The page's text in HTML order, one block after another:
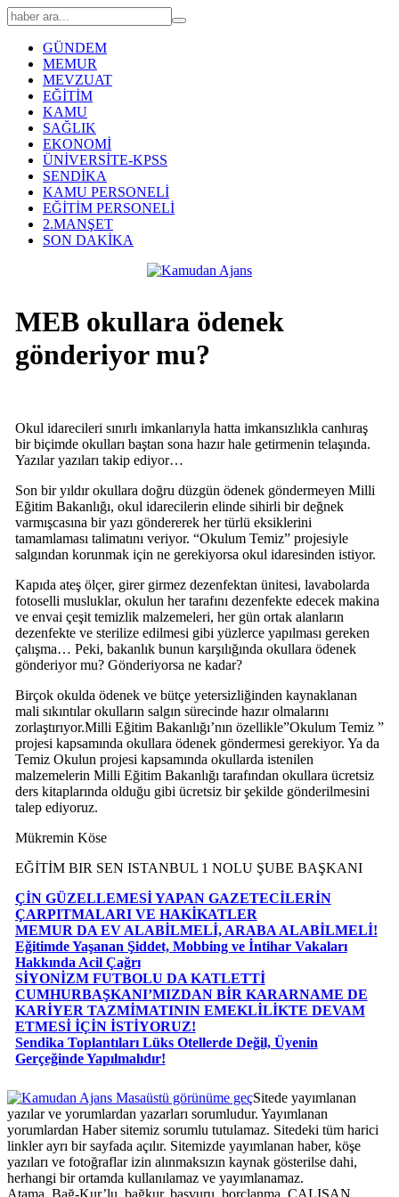
GÜNDEM
MEMUR
MEVZUAT
EĞİTİM
KAMU
SAĞLIK
EKONOMİ
ÜNİVERSİTE-KPSS
SENDİKA
KAMU PERSONELİ
EĞİTİM PERSONELİ
2.MANŞET
SON DAKİKA
MEB okullara ödenek
gönderiyor mu?
Okul idarecileri sınırlı imkanlarıyla hatta imkansızlıkla canhıraş
bir biçimde okulları baştan sona hazır hale getirmenin telaşında.
Yazılar yazıları takip ediyor…
Son bir yıldır okullara doğru düzgün ödenek göndermeyen Milli
Eğitim Bakanlığı, okul idarecilerin elinde sihirli bir değnek
varmışcasına bir yazı göndererek her türlü eksiklerini
tamamlaması talimatını veriyor. “Okulum Temiz” projesiyle
salgından korunmak için ne gerekiyorsa okul idaresinden istiyor.
Kapıda ateş ölçer, girer girmez dezenfektan ünitesi, lavabolarda
fotoselli musluklar, okulun her tarafını dezenfekte edecek makina
ve envai çeşit temizlik malzemeleri, her gün ortak alanların
dezenfekte ve sterilize edilmesi gibi yüzlerce yapılması gereken
çalışma… Peki, bakanlık bunun karşılığında okullara ödenek
gönderiyor mu? Gönderiyorsa ne kadar?
Birçok okulda ödenek ve bütçe yetersizliğinden kaynaklanan
mali sıkıntılar okulların salgın sürecinde hazır olmalarını
zorlaştırıyor.Milli Eğitim Bakanlığı’nın özellikle”Okulum Temiz ”
projesi kapsamında okullara ödenek göndermesi gerekiyor. Ya da
Temiz Okulun projesi kapsamında okullarda istenilen
malzemelerin Milli Eğitim Bakanlığı tarafından okullara ücretsiz
ders kitaplarında olduğu gibi ücretsiz bir şekilde gönderilmesini
talep ediyoruz.
Mükremin Köse
EĞİTİM BIR SEN ISTANBUL 1 NOLU ŞUBE BAŞKANI
ÇİN GÜZELLEMESİ YAPAN GAZETECİLERİN
ÇARPITMALARI VE HAKİKATLER
MEMUR DA EV ALABİLMELİ, ARABA ALABİLMELİ!
Eğitimde Yaşanan Şiddet, Mobbing ve İntihar Vakaları
Hakkında Acil Çağrı
SİYONİZM FUTBOLU DA KATLETTİ
CUMHURBAŞKANI’MIZDAN BİR KARARNAME DE
KARİYER TAZMİMATININ EMEKLİLİKTE DEVAM
ETMESİ İÇİN İSTİYORUZ!
Sendika Toplantıları Lüks Otellerde Değil, Üyenin
Gerçeğinde Yapılmalıdır!
Masaüstü görünüme geçSitede yayımlanan
yazılar ve yorumlardan yazarları sorumludur. Yayımlanan
yorumlardan Haber sitemiz sorumlu tutulamaz. Sitedeki tüm harici
linkler ayrı bir sayfada açılır. Sitemizde yayımlanan haber, köşe
yazıları ve fotoğraflar izin alınmaksızın kaynak gösterilse dahi,
herhangi bir ortamda kullanılamaz ve yayımlanamaz.